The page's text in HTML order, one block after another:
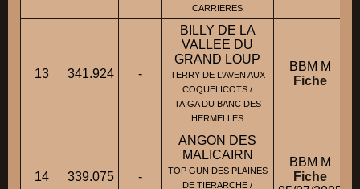
CARRIERES
13 341.924 -
BILLY DE LA
VALLEE DU
GRAND LOUP
TERRY DE L'AVEN AUX
COQUELICOTS /
TAIGA DU BANC DES
HERMELLES
BBM M
Fiche
14 339.075 -
ANGON DES
MALICAIRN
TOP GUN DES PLAINES
DE TIERARCHE /
BBM M
Fiche